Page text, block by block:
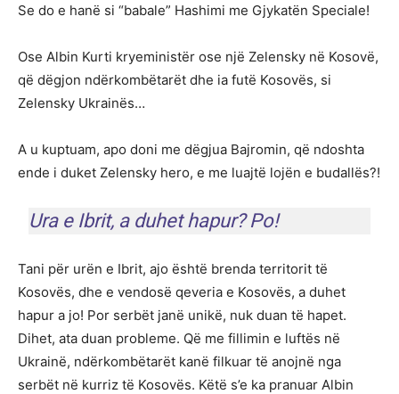
Se do e hanë si “babale” Hashimi me Gjykatën Speciale!
Ose Albin Kurti kryeministër ose një Zelensky në Kosovë,
që dëgjon ndërkombëtarët dhe ia futë Kosovës, si
Zelensky Ukrainës…
A u kuptuam, apo doni me dëgjua Bajromin, që ndoshta
ende i duket Zelensky hero, e me luajtë lojën e budallës?!
Ura e Ibrit, a duhet hapur? Po!
Tani për urën e Ibrit, ajo është brenda territorit të
Kosovës, dhe e vendosë qeveria e Kosovës, a duhet
hapur a jo! Por serbët janë unikë, nuk duan të hapet.
Dihet, ata duan probleme. Që me fillimin e luftës në
Ukrainë, ndërkombëtarët kanë filkuar të anojnë nga
serbët në kurriz të Kosovës. Këtë s’e ka pranuar Albin